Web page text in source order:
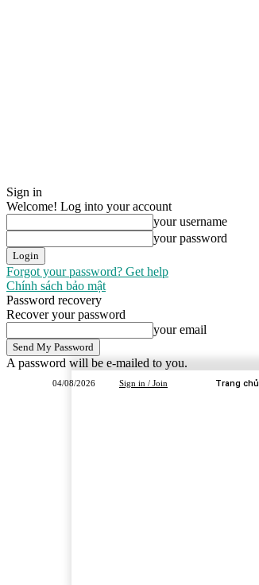
Sign in
Welcome! Log into your account
your username
your password
Forgot your password? Get help
Chính sách bảo mật
Password recovery
Recover your password
your email
A password will be e-mailed to you.
04/08/2026 Sign in / Join Trang chủ